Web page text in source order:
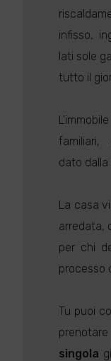
infisso,
lati sole
tutto il
familiari,
dato
La casa
arredata,
per chi
processo
Tu puoi
singola